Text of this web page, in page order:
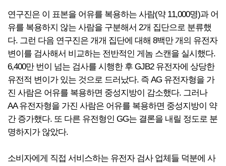
연구진은 이 표본을 어유를 복용하는 사람(약 11,000명)과 어
유를 복용하지 않는 사람을 구분해서 2개 집단으로 분류했
다. 그런 다음 연구진은 개개 집단에 대해 8백만 개의 유전자
변이를 검사해서 비교하는 전반적인 게놈 스캔을 실시했다.
6,400만 번이 넘는 검사를 시행한 후 GJB2 유전자에 상당한
유전적 변이가 있는 것으로 드러났다. 즉 AG 유전자형을 가
진 사람은 어유를 복용하면 중성지방이 감소했다. 그러나
AA 유전자형을 가진 사람은 어유를 복용하면 중성지방이 약
간 증가했다. 또 다른 유전형인 GG는 결론을 내릴 정도로 분
명하지가 않았다.
소비자에게 직접 서비스하는 유전자 검사 업체들 덕분에 사